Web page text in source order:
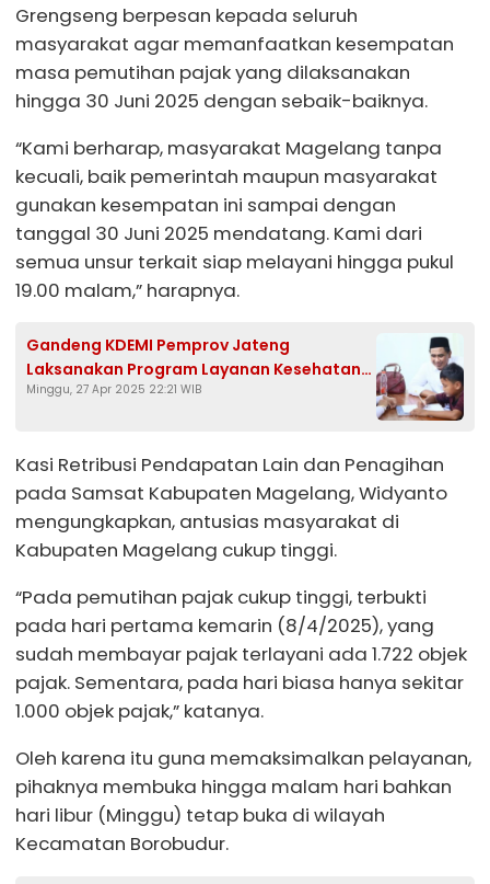
Grengseng berpesan kepada seluruh
masyarakat agar memanfaatkan kesempatan
masa pemutihan pajak yang dilaksanakan
hingga 30 Juni 2025 dengan sebaik-baiknya.
“Kami berharap, masyarakat Magelang tanpa
kecuali, baik pemerintah maupun masyarakat
gunakan kesempatan ini sampai dengan
tanggal 30 Juni 2025 mendatang. Kami dari
semua unsur terkait siap melayani hingga pukul
19.00 malam,” harapnya.
Gandeng KDEMI Pemprov Jateng
Laksanakan Program Layanan Kesehatan
dan Dokter Speling
Minggu, 27 Apr 2025 22:21 WIB
Kasi Retribusi Pendapatan Lain dan Penagihan
pada Samsat Kabupaten Magelang, Widyanto
mengungkapkan, antusias masyarakat di
Kabupaten Magelang cukup tinggi.
“Pada pemutihan pajak cukup tinggi, terbukti
pada hari pertama kemarin (8/4/2025), yang
sudah membayar pajak terlayani ada 1.722 objek
pajak. Sementara, pada hari biasa hanya sekitar
1.000 objek pajak,” katanya.
Oleh karena itu guna memaksimalkan pelayanan,
pihaknya membuka hingga malam hari bahkan
hari libur (Minggu) tetap buka di wilayah
Kecamatan Borobudur.